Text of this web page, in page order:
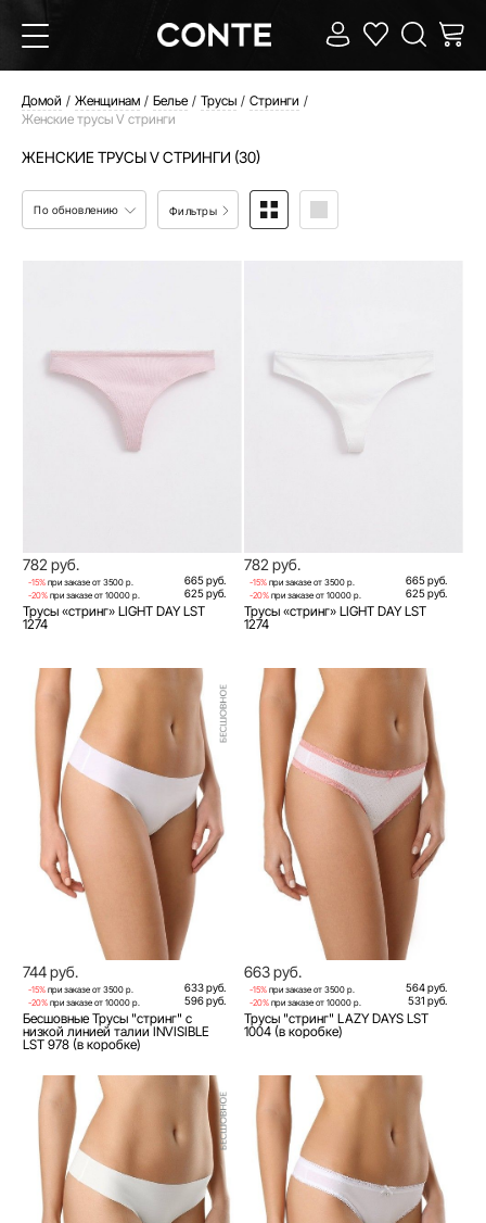
Домой Женщинам Белье Трусы
Стринги
Женские трусы V стринги
ЖЕНСКИЕ ТРУСЫ V СТРИНГИ (30)
По обновлению Фильтры
782 руб.
-15% при заказе от 3500 р. 665 руб.
-20% при заказе от 10000 р. 625 руб.
Трусы «стринг» LIGHT DAY LST
1274
782 руб.
-15% при заказе от 3500 р. 665 руб.
-20% при заказе от 10000 р. 625 руб.
Трусы «стринг» LIGHT DAY LST
1274
744 руб.
-15% при заказе от 3500 р. 633 руб.
-20% при заказе от 10000 р. 596 руб.
Бесшовные Трусы "стринг" с
низкой линией талии INVISIBLE
LST 978 (в коробке)
663 руб.
-15% при заказе от 3500 р. 564 руб.
-20% при заказе от 10000 р. 531 руб.
Трусы "стринг" LAZY DAYS LST
1004 (в коробке)